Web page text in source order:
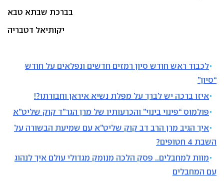
בברכת שבתא טבא
יקותיאל דטבריה
לכבוד ראש חודש סיון רמזים חדשים ונפלאים על חודש
“סיון”
איזו ברכה יש לברך על מפלת נשיא איראן וחבורתו?!
פולמוס “פינוי בינוי” והכרעותיו של מרן הגר”ד קוק שליט”א
איך הגיב מרן הרב דב קוק שליט”א עם שמיעת הבשורה על
השבת 4 חטופים?
מוות למחבלים.. פסק הלכה מנומק מגדולי עולם איך לנהוג
עם המחבלים